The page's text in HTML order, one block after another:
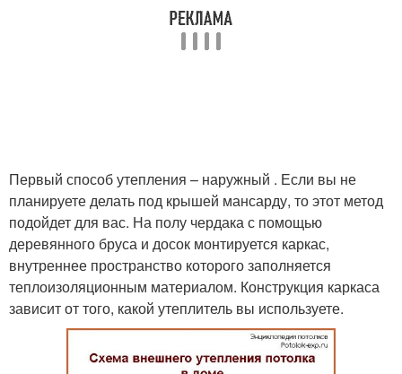
Первый способ утепления – наружный . Если вы не
планируете делать под крышей мансарду, то этот метод
подойдет для вас. На полу чердака с помощью
деревянного бруса и досок монтируется каркас,
внутреннее пространство которого заполняется
теплоизоляционным материалом. Конструкция каркаса
зависит от того, какой утеплитель вы используете.